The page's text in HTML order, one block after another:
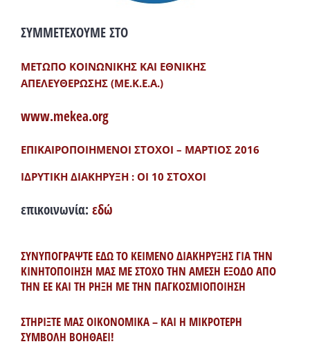
ΣΥΜΜΕΤΕΧΟΥΜΕ ΣΤΟ
ΜΕΤΩΠΟ ΚΟΙΝΩΝΙΚΗΣ ΚΑΙ ΕΘΝΙΚΗΣ
ΑΠΕΛΕΥΘΕΡΩΣΗΣ (ΜΕ.Κ.Ε.Α.)
www.mekea.org
ΕΠΙΚΑΙΡΟΠΟΙΗΜΕΝΟΙ ΣΤΟΧΟΙ – ΜΑΡΤΙΟΣ 2016
ΙΔΡΥΤΙΚΗ ΔΙΑΚΗΡΥΞΗ : ΟΙ 10 ΣΤΟΧΟΙ
επικοινωνία: εδώ
ΣΥΝΥΠΟΓΡΑΨΤΕ ΕΔΩ ΤΟ ΚΕΙΜΕΝΟ ΔΙΑΚΗΡΥΞΗΣ ΓΙΑ ΤΗΝ
ΚΙΝΗΤΟΠΟΙΗΣΗ ΜΑΣ ΜΕ ΣΤΟΧΟ ΤΗΝ ΑΜΕΣΗ ΕΞΟΔΟ ΑΠΟ
ΤΗΝ ΕΕ ΚΑΙ ΤΗ ΡΗΞΗ ΜΕ ΤΗΝ ΠΑΓΚΟΣΜΙΟΠΟΙΗΣΗ
ΣΤΗΡΙΞΤΕ ΜΑΣ ΟΙΚΟΝΟΜΙΚΑ – ΚΑΙ Η ΜΙΚΡΟΤΕΡΗ
ΣΥΜΒΟΛΗ ΒΟΗΘΑΕΙ!